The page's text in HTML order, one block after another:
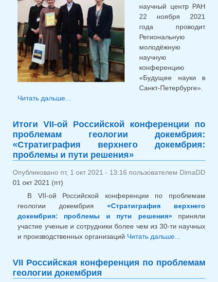
научный центр РАН
22 ноября 2021
года проводит
Региональную
молодёжную
научную
конференцию
«Будущее науки в
Санкт-Петербурге».
Читать дальше...
Петербурге»
Итоги VII-ой Российской конференции по
проблемам геологии докембрия:
«Стратиграфия верхнего докембрия:
проблемы и пути решения»
Опубликовано пт, 1 окт 2021 - 13:16 пользователем DimaDD
01 окт 2021 (пт)
В VII-ой Российской конференции по проблемам
геологии докембрия «Стратиграфия верхнего
докембрия: проблемы и пути решения»приняли
участие ученые и сотрудники более чем из 30-ти научных
и производственных организаций Читать дальше...
проблемам
геологии
VII Российская конференция по проблемам
геологии докембрия